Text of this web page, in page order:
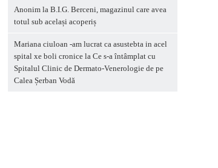
Anonim la B.I.G. Berceni, magazinul care avea
totul sub același acoperiș
Mariana ciuloan -am lucrat ca asustebta in acel
spital xe boli cronice la Ce s-a întâmplat cu
Spitalul Clinic de Dermato-Venerologie de pe
Calea Șerban Vodă